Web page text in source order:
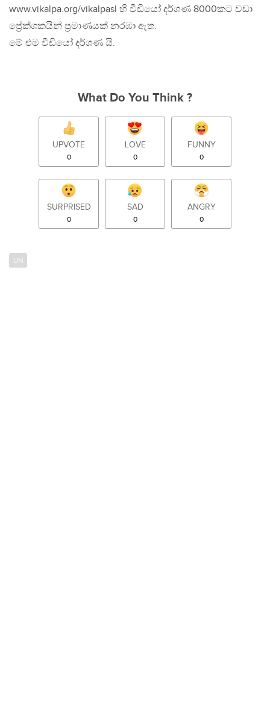
www.vikalpa.org/vikalpasl හි වීඩියෝ දර්ශණ 8000කට වඩා
ප්‍රේක්ශකයින් ප්‍රමාණයක් නරඹා ඇත.
මේ එම වීඩියෝ දර්ශණ යි.
What Do You Think ?
UPVOTE
0
LOVE
0
FUNNY
0
SURPRISED
0
SAD
0
ANGRY
0
UN